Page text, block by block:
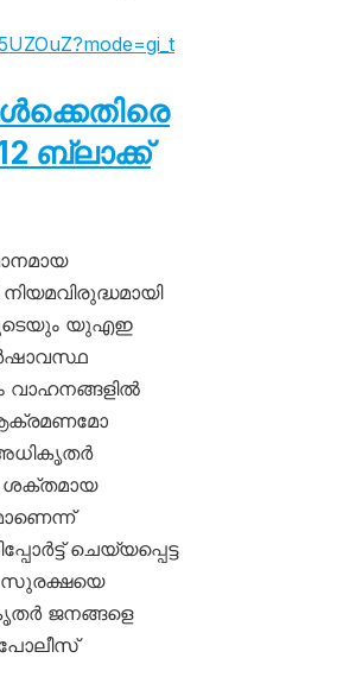
ബ്ലാക്ക്
യുഎഇ
വാഹനങ്ങളിൽ
അധികൃതർ
ശക്തമായ
ചെയ്യപ്പെട്ട
സുരക്ഷയെ
ജനങ്ങളെ